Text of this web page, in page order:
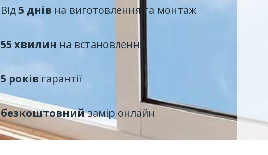
Від5 днів на виготовлення та монтаж
55 хвилин на встановлення
5 років гарантії
безкоштовнийзамір онлайн